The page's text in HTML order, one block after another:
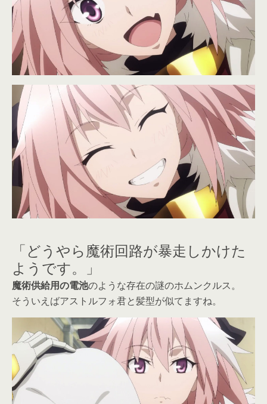
「どうやら魔術回路が暴走しかけた
ようです。」
魔術供給用の電池のような存在の謎のホムンクルス。
そういえばアストルフォ君と髪型が似てますね。